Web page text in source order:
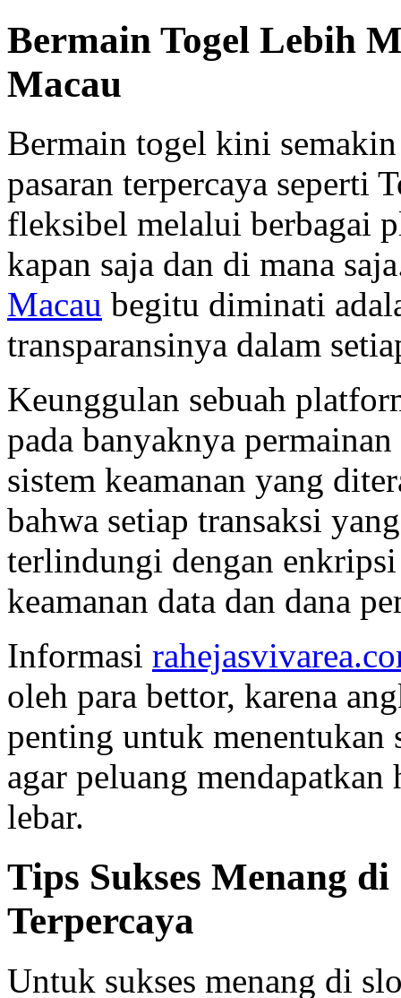
Bermain Togel Lebih
Macau
Bermain togel kini
pasaran terpercaya seperti
fleksibel melalui berbagai
kapan saja dan di mana
Macau begitu diminati
transparansinya dalam
Keunggulan sebuah
pada banyaknya
sistem keamanan yang
bahwa setiap transaksi
terlindungi dengan
keamanan data dan dana
Informasi
oleh para bettor, karena
penting untuk menentukan
agar peluang
lebar.
Tips Sukses Menang
Terpercaya
Untuk sukses menang di